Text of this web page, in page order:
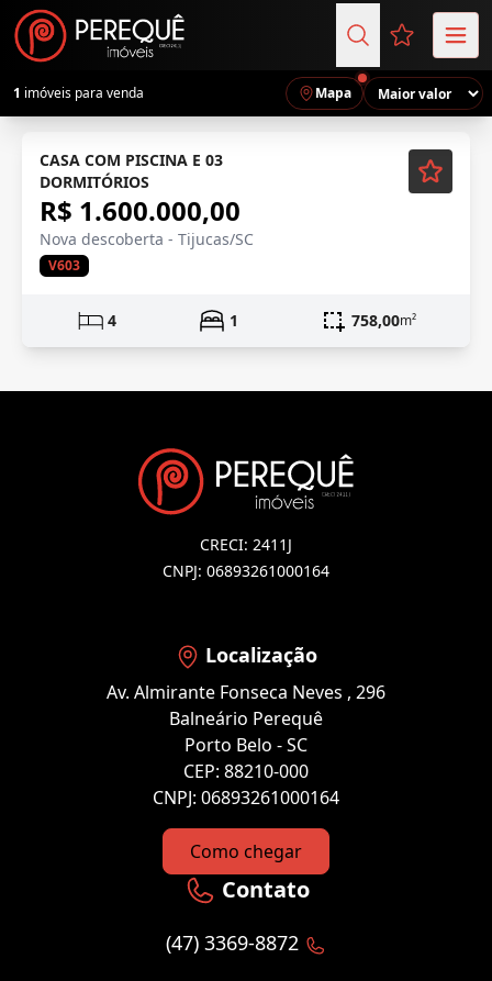
Favoritos
1 imóveis para venda Mapa
Semi-mobiliado
CASA COM PISCINA E 03
DORMITÓRIOS
R$ 1.600.000,00
Nova descoberta - Tijucas/SC
V603
4 1 758,00m²
CRECI: 2411J
CNPJ: 06893261000164
Localização
Av. Almirante Fonseca Neves , 296
Balneário Perequê
Porto Belo - SC
CEP: 88210-000
CNPJ: 06893261000164
Como chegar
Contato
(47) 3369-8872